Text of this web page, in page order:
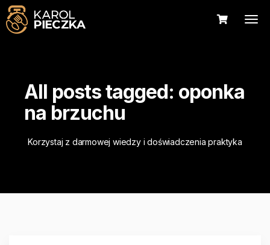
All posts tagged: oponka
na brzuchu
Korzystaj z darmowej wiedzy i doświadczenia praktyka